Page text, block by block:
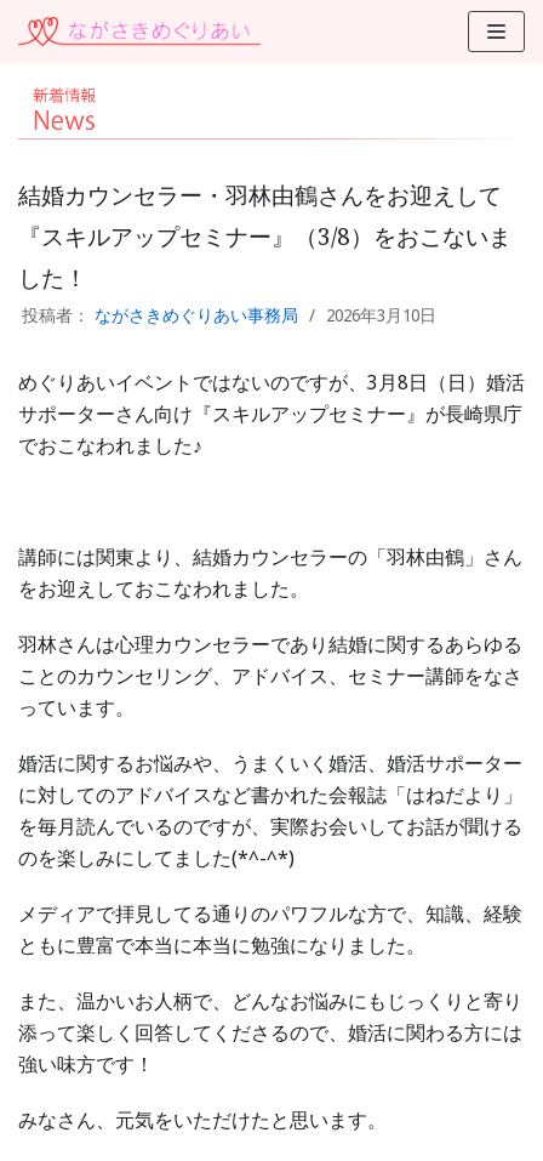
コ
テ
ン
に
キ
ッ
プ
結婚カウンセラー・羽林由鶴さんをお迎えして
『スキルアップセミナー』（3/8）をおこないま
した！
投稿者： ながさきめぐりあい事務局 2026年3月10日
めぐりあいイベントではないのですが、3月8日（日）婚活
サポーターさん向け『スキルアップセミナー』が長崎県庁
でおこなわれました♪
講師には関東より、結婚カウンセラーの「羽林由鶴」さん
をお迎えしておこなわれました。
羽林さんは心理カウンセラーであり結婚に関するあらゆる
ことのカウンセリング、アドバイス、セミナー講師をなさ
っています。
婚活に関するお悩みや、うまくいく婚活、婚活サポーター
に対してのアドバイスなど書かれた会報誌「はねだより」
を毎月読んでいるのですが、実際お会いしてお話が聞ける
のを楽しみにしてました(*^-^*)
メディアで拝見してる通りのパワフルな方で、知識、経験
ともに豊富で本当に本当に勉強になりました。
また、温かいお人柄で、どんなお悩みにもじっくりと寄り
添って楽しく回答してくださるので、婚活に関わる方には
強い味方です！
みなさん、元気をいただけたと思います。